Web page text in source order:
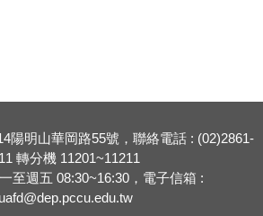
陽明山華岡路55號，聯絡電話 : (02)2861-
轉分機 11201~11211
至週五 08:30~16:30，電子信箱 :